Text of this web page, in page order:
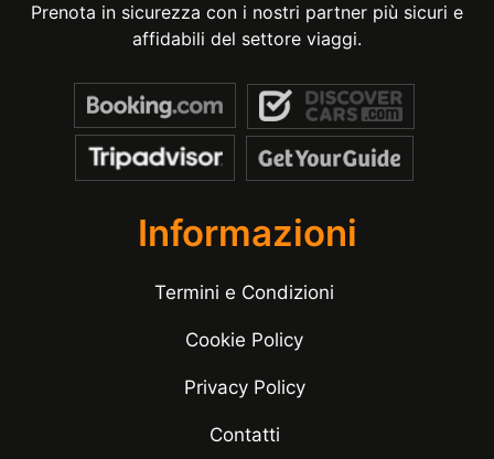
Prenota in sicurezza con i nostri partner più sicuri e
affidabili del settore viaggi.
Informazioni
Termini e Condizioni
Cookie Policy
Privacy Policy
Contatti